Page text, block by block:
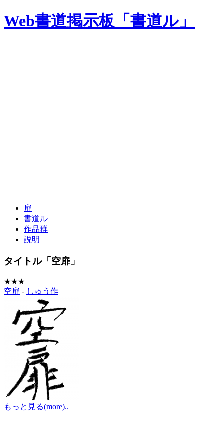
Web書道掲示板「書道ル」
扉
書道ル
作品群
説明
タイトル「空扉」
★★★
空扉 - しゅう作
もっと見る(more)..